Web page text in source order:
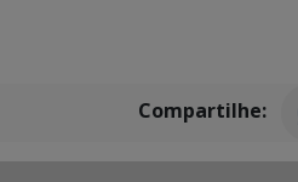
Compartilhe: